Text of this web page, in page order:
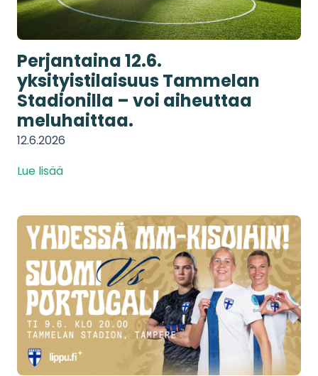
Perjantaina 12.6.
yksityistilaisuus Tammelan
Stadionilla – voi aiheuttaa
meluhaittaa.
12.6.2026
Lue lisää